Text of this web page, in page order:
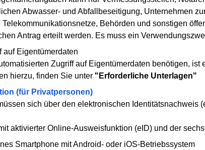
Abwasser- und Abfallbeseitigung, Unternehmen
Behörden und sonstigen
Antrag erteilt werden. Es muss ein
auf Eigentümerdaten
Zugriff auf Eigentümerdaten benötigen, ist
hierzu, finden Sie unter "Erforderliche Unterlagen"
(für Privatpersonen)
sich über den elektronischen Identitätsnachweis
aktivierter Online-Ausweisfunktion (eID) und der
Smartphone mit Android- oder iOS-Betriebssystem